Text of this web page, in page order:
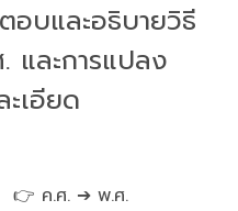
อบและอธิบายวิธี
และการแปลง
เอียด
👉 ค.ศ. ➔ พ.ศ.